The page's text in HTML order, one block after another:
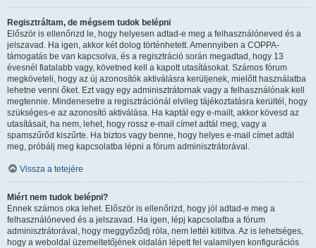
Regisztráltam, de mégsem tudok belépni
Először is ellenőrizd le, hogy helyesen adtad-e meg a felhasználóneved és a
jelszavad. Ha igen, akkor két dolog történhetett. Amennyiben a COPPA-
támogatás be van kapcsolva, és a regisztráció során megadtad, hogy 13
évesnél fiatalabb vagy, követned kell a kapott utasításokat. Számos fórum
megköveteli, hogy az új azonosítók aktiválásra kerüljenek, mielőtt használatba
lehetne venni őket. Ezt vagy egy adminisztrátornak vagy a felhasználónak kell
megtennie. Mindenesetre a regisztrációnál elvileg tájékoztatásra kerültél, hogy
szükséges-e az azonosító aktiválása. Ha kaptál egy e-mailt, akkor kövesd az
utasításait, ha nem, lehet, hogy rossz e-mail címet adtál meg, vagy a
spamszűrőd kiszűrte. Ha biztos vagy benne, hogy helyes e-mail címet adtál
meg, próbálj meg kapcsolatba lépni a fórum adminisztrátorával.
Vissza a tetejére
Miért nem tudok belépni?
Ennek számos oka lehet. Először is ellenőrizd, hogy jól adtad-e meg a
felhasználóneved és a jelszavad. Ha igen, lépj kapcsolatba a fórum
adminisztrátorával, hogy meggyőződj róla, nem lettél kitiltva. Az is lehetséges,
hogy a weboldal üzemeltetőjének oldalán lépett fel valamilyen konfigurációs